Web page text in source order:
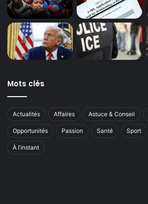
Mots clés
Actualités Affaires Astuce & Conseil
Opportunités Passion Santé Sport
À l’instant